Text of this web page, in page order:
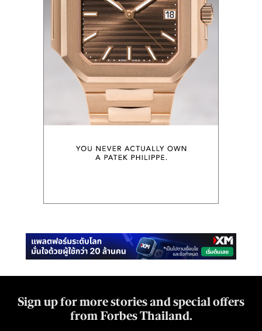
Sign up for more stories and special offers
from Forbes Thailand.